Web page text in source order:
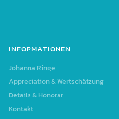
INFORMATIONEN
Johanna Ringe
Appreciation & Wertschätzung
Details & Honorar
Kontakt